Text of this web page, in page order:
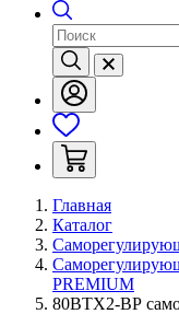
Главная
Каталог
PREMIUM
80ВТХ2-ВР